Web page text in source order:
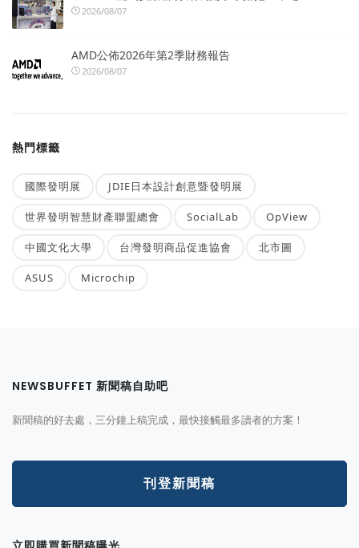
2026/08/07
AMD公佈2026年第2季財務報告
2026/08/07
熱門標籤
國際發明展 JDIE日本設計創意暨發明展
世界發明智慧財產聯盟總會 SocialLab OpView
中國文化大學 台灣發明商品促進協會 北市圖
ASUS Microchip
NEWSBUFFET 新聞稿自助吧
新聞稿的好去處，三分鐘上稿完成，最快接觸最多讀者的方案！
刊登新聞稿